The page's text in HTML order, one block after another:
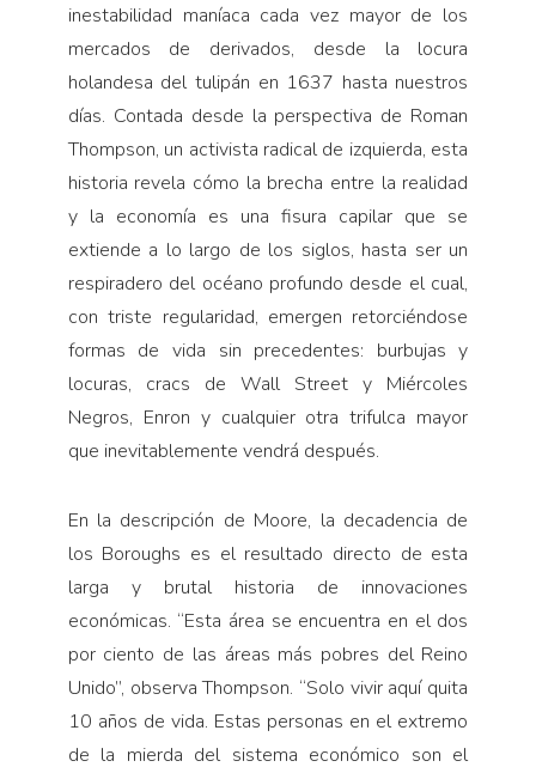
inestabilidad maníaca cada vez mayor de los
mercados de derivados, desde la locura
holandesa del tulipán en 1637 hasta nuestros
días. Contada desde la perspectiva de Roman
Thompson, un activista radical de izquierda, esta
historia revela cómo la brecha entre la realidad
y la economía es una fisura capilar que se
extiende a lo largo de los siglos, hasta ser un
respiradero del océano profundo desde el cual,
con triste regularidad, emergen retorciéndose
formas de vida sin precedentes: burbujas y
locuras, cracs de Wall Street y Miércoles
Negros, Enron y cualquier otra trifulca mayor
que inevitablemente vendrá después.
En la descripción de Moore, la decadencia de
los Boroughs es el resultado directo de esta
larga y brutal historia de innovaciones
económicas. “Esta área se encuentra en el dos
por ciento de las áreas más pobres del Reino
Unido”, observa Thompson. “Solo vivir aquí quita
10 años de vida. Estas personas en el extremo
de la mierda del sistema económico son el